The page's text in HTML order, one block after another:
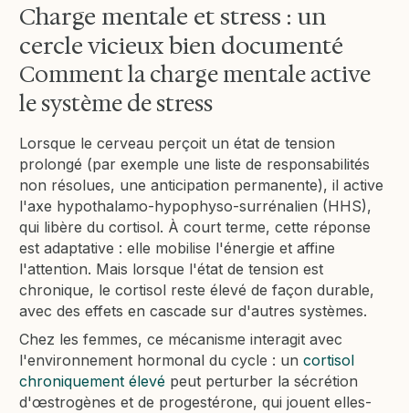
Charge mentale et stress : un
cercle vicieux bien documenté
Comment la charge mentale active
le système de stress
Lorsque le cerveau perçoit un état de tension
prolongé (par exemple une liste de responsabilités
non résolues, une anticipation permanente), il active
l'axe hypothalamo-hypophyso-surrénalien (HHS),
qui libère du cortisol. À court terme, cette réponse
est adaptative : elle mobilise l'énergie et affine
l'attention. Mais lorsque l'état de tension est
chronique, le cortisol reste élevé de façon durable,
avec des effets en cascade sur d'autres systèmes.
Chez les femmes, ce mécanisme interagit avec
l'environnement hormonal du cycle : uncortisol
chroniquement élevé peut perturber la sécrétion
d'œstrogènes et de progestérone, qui jouent elles-